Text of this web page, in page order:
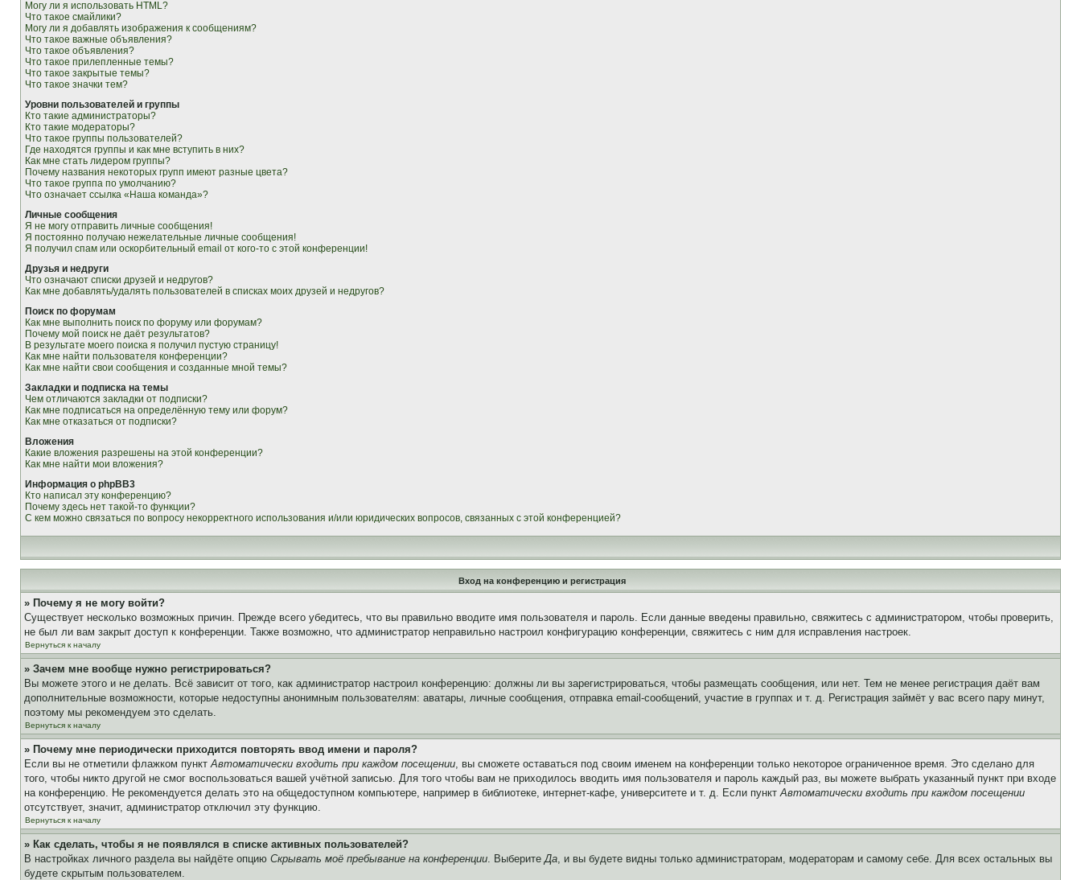
Могу ли я использовать HTML?
Что такое смайлики?
Могу ли я добавлять изображения к сообщениям?
Что такое важные объявления?
Что такое объявления?
Что такое прилепленные темы?
Что такое закрытые темы?
Что такое значки тем?
Уровни пользователей и группы
Кто такие администраторы?
Кто такие модераторы?
Что такое группы пользователей?
Где находятся группы и как мне вступить в них?
Как мне стать лидером группы?
Почему названия некоторых групп имеют разные цвета?
Что такое группа по умолчанию?
Что означает ссылка «Наша команда»?
Личные сообщения
Я не могу отправить личные сообщения!
Я постоянно получаю нежелательные личные сообщения!
Я получил спам или оскорбительный email от кого-то с этой конференции!
Друзья и недруги
Что означают списки друзей и недругов?
Как мне добавлять/удалять пользователей в списках моих друзей и недругов?
Поиск по форумам
Как мне выполнить поиск по форуму или форумам?
Почему мой поиск не даёт результатов?
В результате моего поиска я получил пустую страницу!
Как мне найти пользователя конференции?
Как мне найти свои сообщения и созданные мной темы?
Закладки и подписка на темы
Чем отличаются закладки от подписки?
Как мне подписаться на определённую тему или форум?
Как мне отказаться от подписки?
Вложения
Какие вложения разрешены на этой конференции?
Как мне найти мои вложения?
Информация о phpBB3
Кто написал эту конференцию?
Почему здесь нет такой-то функции?
С кем можно связаться по вопросу некорректного использования и/или юридических вопросов, связанных с этой конференцией?
Вход на конференцию и регистрация
» Почему я не могу войти?
Существует несколько возможных причин. Прежде всего убедитесь, что вы правильно вводите имя пользователя и пароль. Если данные введены правильно, свяжитесь с администратором, чтобы проверить,
не был ли вам закрыт доступ к конференции. Также возможно, что администратор неправильно настроил конфигурацию конференции, свяжитесь с ним для исправления настроек.
Вернуться к началу
» Зачем мне вообще нужно регистрироваться?
Вы можете этого и не делать. Всё зависит от того, как администратор настроил конференцию: должны ли вы зарегистрироваться, чтобы размещать сообщения, или нет. Тем не менее регистрация даёт вам
дополнительные возможности, которые недоступны анонимным пользователям: аватары, личные сообщения, отправка email-сообщений, участие в группах и т. д. Регистрация займёт у вас всего пару минут,
поэтому мы рекомендуем это сделать.
Вернуться к началу
» Почему мне периодически приходится повторять ввод имени и пароля?
Если вы не отметили флажком пунктАвтоматически входить при каждом посещении, вы сможете оставаться под своим именем на конференции только некоторое ограниченное время. Это сделано для
того, чтобы никто другой не смог воспользоваться вашей учётной записью. Для того чтобы вам не приходилось вводить имя пользователя и пароль каждый раз, вы можете выбрать указанный пункт при входе
на конференцию. Не рекомендуется делать это на общедоступном компьютере, например в библиотеке, интернет-кафе, университете и т. д. Если пунктАвтоматически входить при каждом посещении
отсутствует, значит, администратор отключил эту функцию.
Вернуться к началу
» Как сделать, чтобы я не появлялся в списке активных пользователей?
В настройках личного раздела вы найдёте опцию Скрывать моё пребывание на конференции. ВыберитеДа, и вы будете видны только администраторам, модераторам и самому себе. Для всех остальных вы
будете скрытым пользователем.